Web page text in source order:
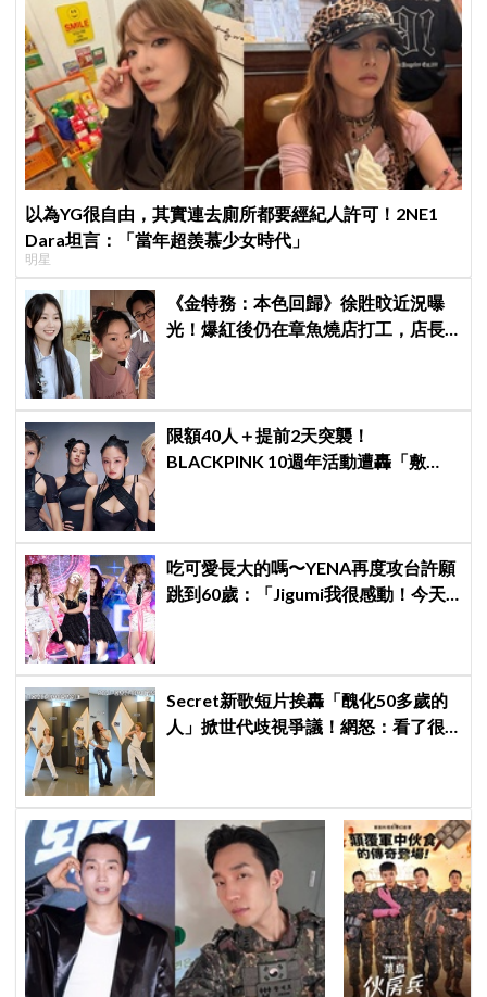
以為YG很自由，其實連去廁所都要經紀人許可！2NE1
Dara坦言：「當年超羨慕少女時代」
明星
《金特務：本色回歸》徐貹旼近況曝
光！爆紅後仍在章魚燒店打工，店長
限額40人＋提前2天突襲！
BLACKPINK 10週年活動遭轟「敷
吃可愛長大的嗎〜YENA再度攻台許願
跳到60歲：「Jigumi我很感動！今天
Secret新歌短片挨轟「醜化50多歲的
人」掀世代歧視爭議！網怒：看了很